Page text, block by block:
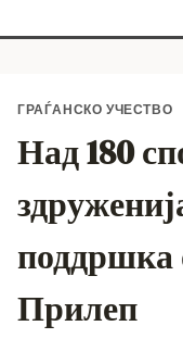
ГРАЃАНСКО УЧЕСТВО
Над 180
Прилеп